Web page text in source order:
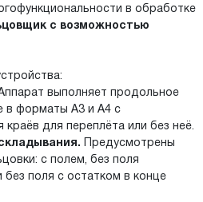
в обработке
с возможностью
выполняет продольное
в форматы A3 и A4 с
для переплёта или без неё.
Предусмотрены
с полем, без поля
поля с остатком в конце